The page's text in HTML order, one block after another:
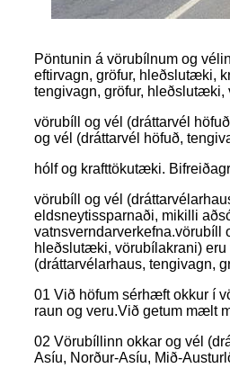
Pöntunin á vörubílnum og
eftirvagn, gröfur, hleðslutæki,
tengivagn, gröfur, hleðslutæki,
vörubíll og vél (dráttarvél
og vél (dráttarvél höfuð,
hólf og krafttökutæki.
vörubíll og vél
eldsneytissparnaði, mikilli
vatnsverndarverkefna.vörubíll
hleðslutæki, vörubílakrani)
(dráttarvélarhaus, tengivagn,
01 Við höfum sérhæft okkur í
raun og veru.Við getum mælt
02 Vörubíllinn okkar og vél
Asíu, Norður-Asíu, Mið-